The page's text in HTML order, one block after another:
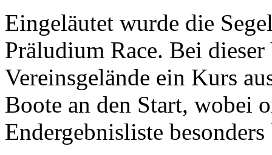
Eingeläutet wurde die
Präludium Race. Bei
Vereinsgelände ein Kurs
Boote an den Start, wobei
Endergebnisliste